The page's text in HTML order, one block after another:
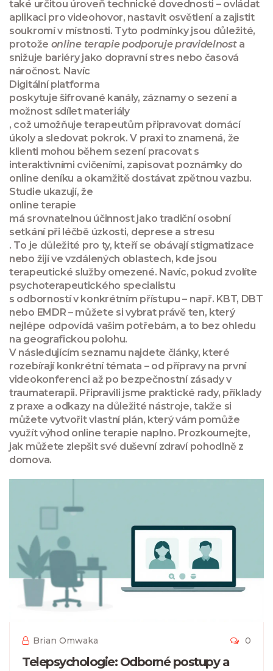
také určitou úroveň technické dovednosti – ovládat
aplikaci pro videohovor, nastavit osvětlení a zajistit
soukromí v místnosti. Tyto podmínky jsou důležité,
protože online terapie podporuje pravidelnosta
snižuje bariéry jako dopravní stres nebo časová
náročnost. Navíc
Digitální platforma
poskytuje šifrované kanály, záznamy o sezení a
možnost sdílet materiály
, což umožňuje terapeutům připravovat domácí
úkoly a sledovat pokrok. V praxi to znamená, že
klienti mohou během sezení pracovat s
interaktivními cvičeními, zapisovat poznámky do
online deníku a okamžitě dostávat zpětnou vazbu.
Studie ukazují, že
online terapie
má srovnatelnou účinnost jako tradiční osobní
setkání při léčbě úzkosti, deprese a stresu
. To je důležité pro ty, kteří se obávají stigmatizace
nebo žijí ve vzdálených oblastech, kde jsou
terapeutické služby omezené. Navíc, pokud zvolíte
psychoterapeutického specialistu
s odborností v konkrétním přístupu – např. KBT, DBT
nebo EMDR – můžete si vybrat právě ten, který
nejlépe odpovídá vašim potřebám, a to bez ohledu
na geografickou polohu.
V následujícím seznamu najdete články, které
rozebírají konkrétní témata – od přípravy na první
videokonferenci až po bezpečnostní zásady v
traumaterapii. Připravili jsme praktické rady, příklady
z praxe a odkazy na důležité nástroje, takže si
můžete vytvořit vlastní plán, který vám pomůže
využít výhod online terapie naplno. Prozkoumejte,
jak můžete zlepšit své duševní zdraví pohodlně z
domova.
Brian Omwaka 0
Telepsychologie: Odborné postupy a